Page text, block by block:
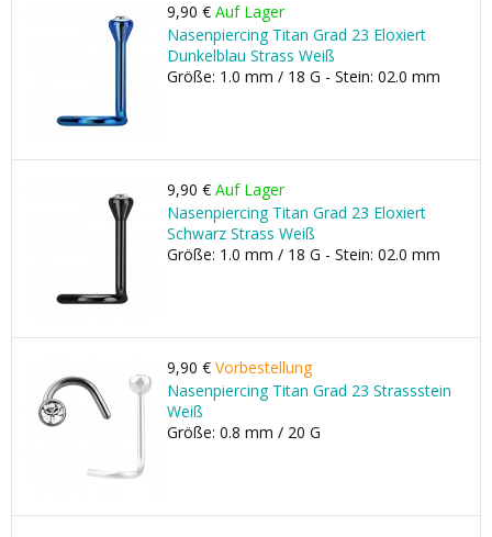
9,90 € Auf Lager
Nasenpiercing Titan Grad 23 Eloxiert
Dunkelblau Strass Weiß
Größe: 1.0 mm / 18 G - Stein: 02.0 mm
9,90 € Auf Lager
Nasenpiercing Titan Grad 23 Eloxiert
Schwarz Strass Weiß
Größe: 1.0 mm / 18 G - Stein: 02.0 mm
9,90 € Vorbestellung
Nasenpiercing Titan Grad 23 Strassstein
Weiß
Größe: 0.8 mm / 20 G